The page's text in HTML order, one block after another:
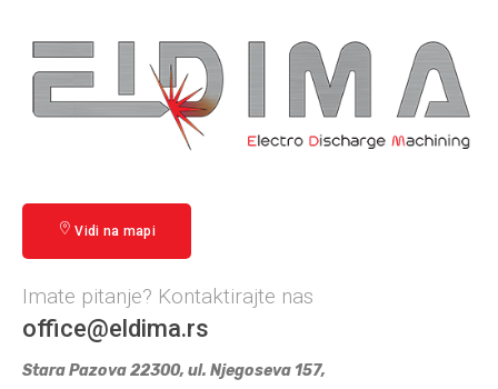
Vidi na mapi
Imate pitanje? Kontaktirajte nas
office@eldima.rs
Stara Pazova 22300, ul. Njegoseva 157,